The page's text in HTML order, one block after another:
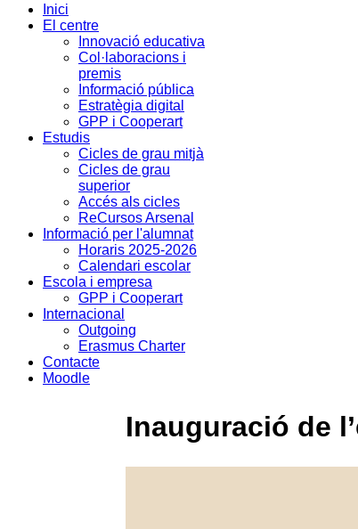
Inici
El centre
Innovació educativa
Col·laboracions i
premis
Informació pública
Estratègia digital
GPP i Cooperart
Estudis
Cicles de grau mitjà
Cicles de grau
superior
Accés als cicles
ReCursos Arsenal
Informació per l'alumnat
Horaris 2025-2026
Calendari escolar
Escola i empresa
GPP i Cooperart
Internacional
Outgoing
Erasmus Charter
Contacte
Moodle
Inauguració de